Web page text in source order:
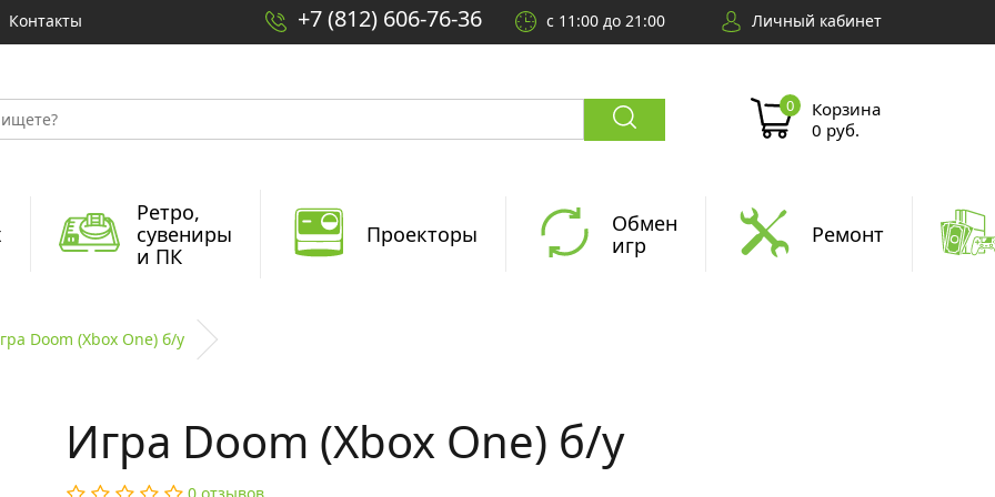
Контакты +7 (812) 606-76-36 с 11:00 до 21:00 Личный кабинет
Корзина
0 руб.
Ретро,
сувениры
и ПК
Проекторы
Обмен
игр
Ремонт
Doom (Xbox One) б/у
Игра Doom (Xbox One) б/у